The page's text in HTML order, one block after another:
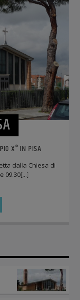
X° IN PISA
dalla Chiesa di
09.30[...]